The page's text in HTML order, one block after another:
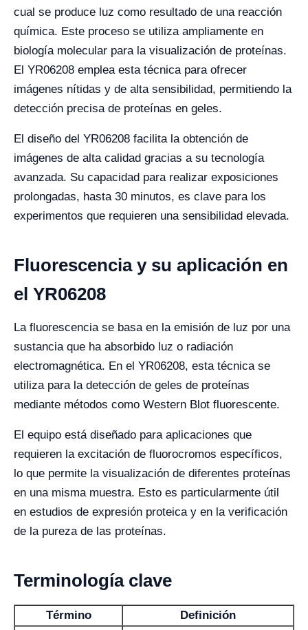
cual se produce luz como resultado de una reacción
química. Este proceso se utiliza ampliamente en
biología molecular para la visualización de proteínas.
El YR06208 emplea esta técnica para ofrecer
imágenes nítidas y de alta sensibilidad, permitiendo la
detección precisa de proteínas en geles.
El diseño del YR06208 facilita la obtención de
imágenes de alta calidad gracias a su tecnología
avanzada. Su capacidad para realizar exposiciones
prolongadas, hasta 30 minutos, es clave para los
experimentos que requieren una sensibilidad elevada.
Fluorescencia y su aplicación en
el YR06208
La fluorescencia se basa en la emisión de luz por una
sustancia que ha absorbido luz o radiación
electromagnética. En el YR06208, esta técnica se
utiliza para la detección de geles de proteínas
mediante métodos como Western Blot fluorescente.
El equipo está diseñado para aplicaciones que
requieren la excitación de fluorocromos específicos,
lo que permite la visualización de diferentes proteínas
en una misma muestra. Esto es particularmente útil
en estudios de expresión proteica y en la verificación
de la pureza de las proteínas.
Terminología clave
Término
Definición